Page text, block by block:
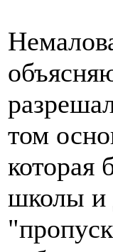
том
которая
школы и